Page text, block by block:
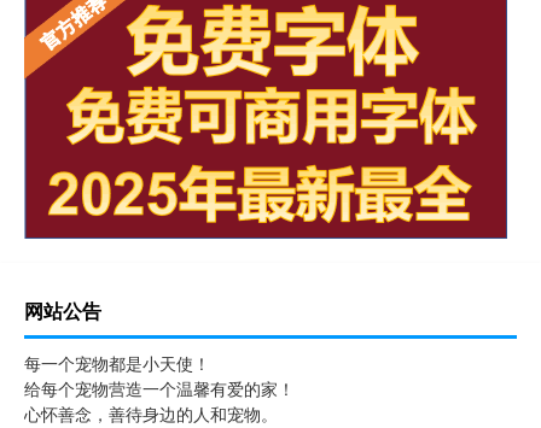
网站公告
每一个宠物都是小天使！
给每个宠物营造一个温馨有爱的家！
心怀善念，善待身边的人和宠物。